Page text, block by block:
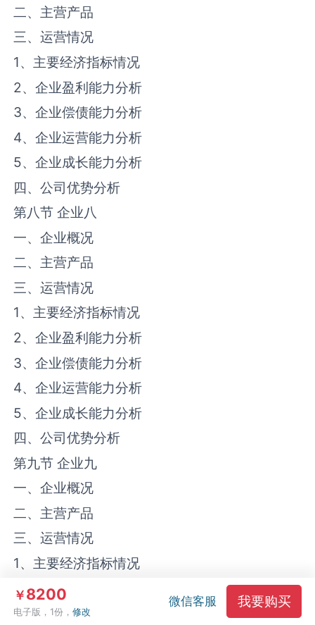
二、主营产品
三、运营情况
1、主要经济指标情况
2、企业盈利能力分析
3、企业偿债能力分析
4、企业运营能力分析
5、企业成长能力分析
四、公司优势分析
第八节 企业八
一、企业概况
二、主营产品
三、运营情况
1、主要经济指标情况
2、企业盈利能力分析
3、企业偿债能力分析
4、企业运营能力分析
5、企业成长能力分析
四、公司优势分析
第九节 企业九
一、企业概况
二、主营产品
三、运营情况
1、主要经济指标情况
2、企业盈利能力分析
3、企业偿债能力分析
￥8200
电子版，1份，修改
微信客服 我要购买